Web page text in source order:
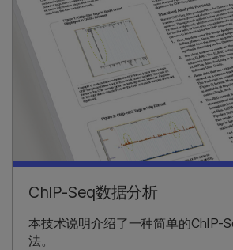
ChIP-Seq数据分析
本技术说明介绍了一种简单的ChIP-
法。